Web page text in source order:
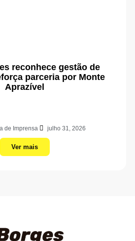
reconhece gestão de
parceria por Monte
Aprazível
de Imprensa julho 31, 2026
Ver mais